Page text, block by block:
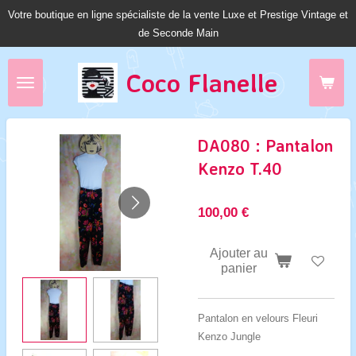
Passer
Coco Flanelle
Votre boutique en ligne spécialiste de la vente Luxe et Prestige Vintage et
de Seconde Main
DA080 : Pantalon
Kenzo T.40
100,00 €
Ajouter au
panier
Pantalon en velours Fleuri
Kenzo Jungle